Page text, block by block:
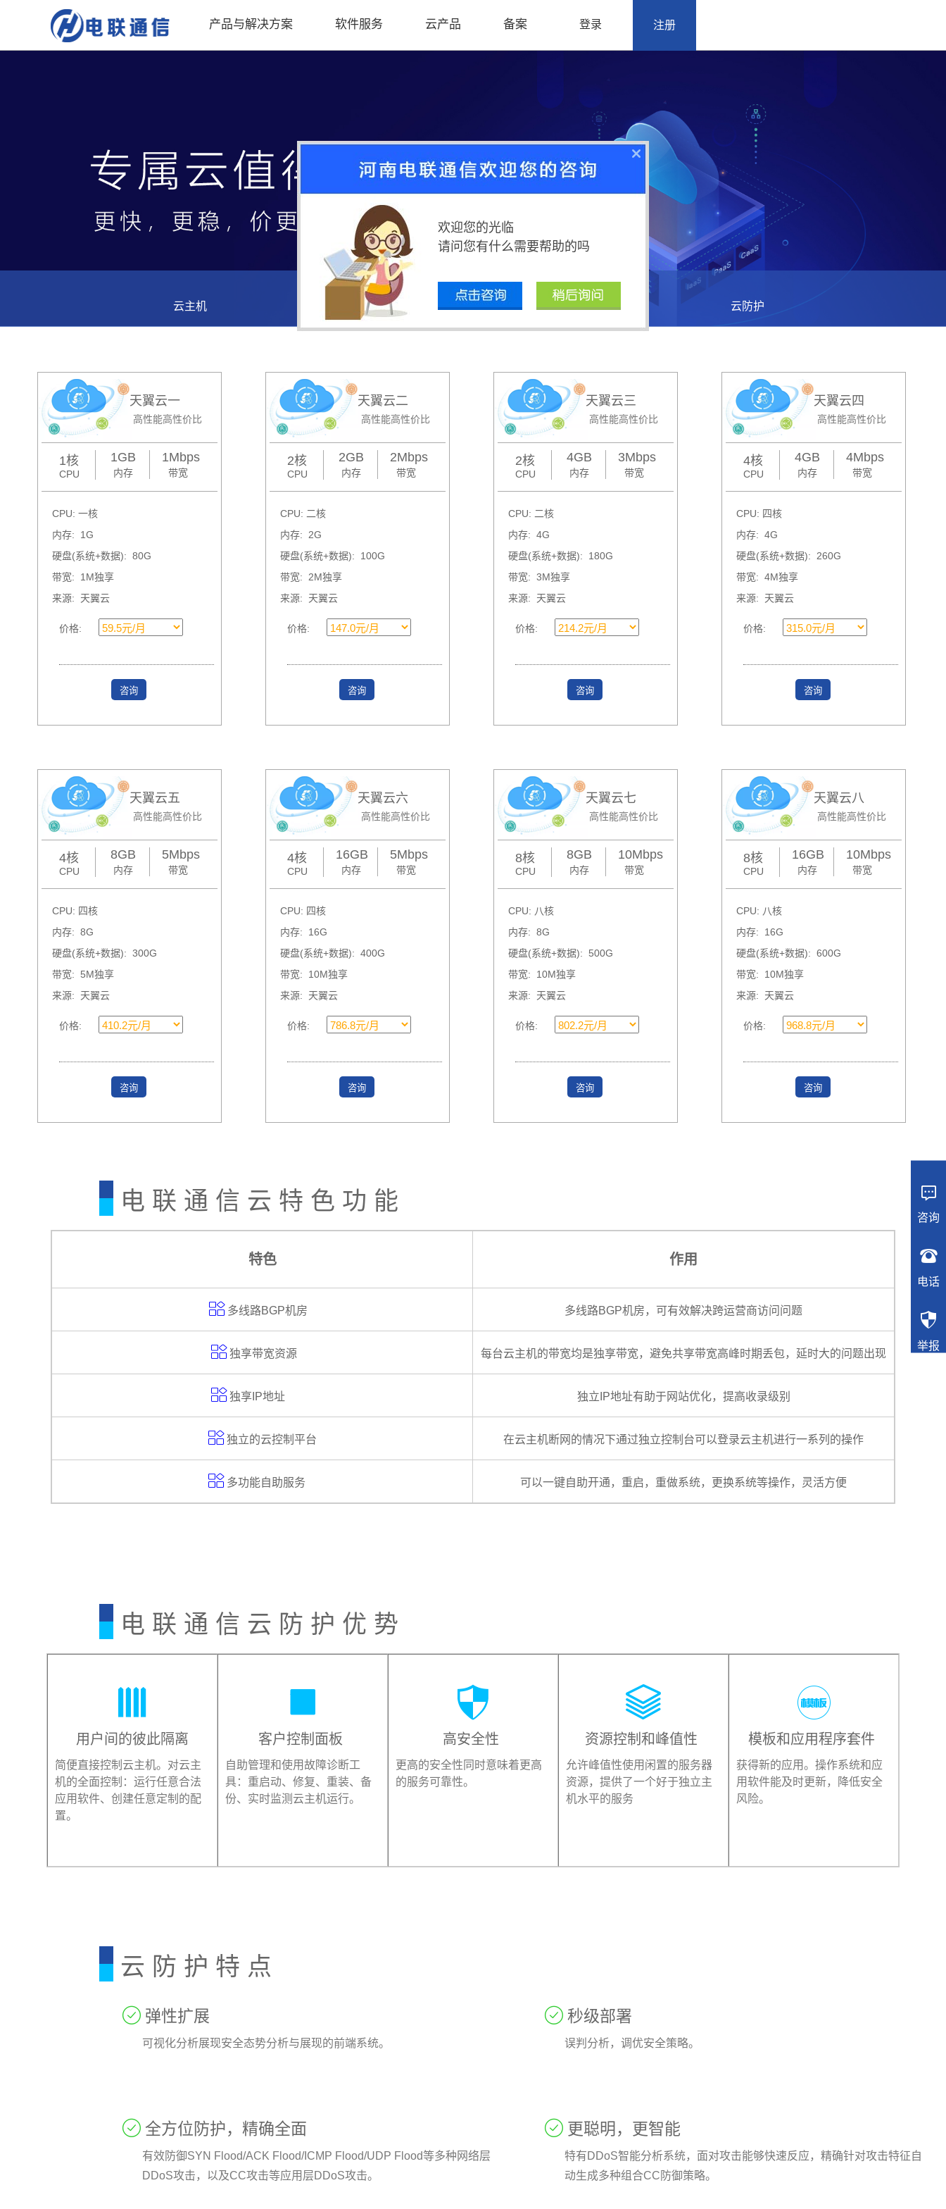
产品与解决方案 软件服务 云产品 备案 登录 注册
云主机 天翼云 云防护
天翼云一
高性能高性价比
1核
CPU
1GB
内存
1Mbps
带宽
CPU: 一核
内存: 1G
硬盘(系统+数据): 80G
带宽: 1M独享
来源: 天翼云
价格:
咨询
天翼云二
高性能高性价比
2核
CPU
2GB
内存
2Mbps
带宽
CPU: 二核
内存: 2G
硬盘(系统+数据): 100G
带宽: 2M独享
来源: 天翼云
价格:
咨询
天翼云三
高性能高性价比
2核
CPU
4GB
内存
3Mbps
带宽
CPU: 二核
内存: 4G
硬盘(系统+数据): 180G
带宽: 3M独享
来源: 天翼云
价格:
咨询
天翼云四
高性能高性价比
4核
CPU
4GB
内存
4Mbps
带宽
CPU: 四核
内存: 4G
硬盘(系统+数据): 260G
带宽: 4M独享
来源: 天翼云
价格:
咨询
天翼云五
高性能高性价比
4核
CPU
8GB
内存
5Mbps
带宽
CPU: 四核
内存: 8G
硬盘(系统+数据): 300G
带宽: 5M独享
来源: 天翼云
价格:
咨询
天翼云六
高性能高性价比
4核
CPU
16GB
内存
5Mbps
带宽
CPU: 四核
内存: 16G
硬盘(系统+数据): 400G
带宽: 10M独享
来源: 天翼云
价格:
咨询
天翼云七
高性能高性价比
8核
CPU
8GB
内存
10Mbps
带宽
CPU: 八核
内存: 8G
硬盘(系统+数据): 500G
带宽: 10M独享
来源: 天翼云
价格:
咨询
天翼云八
高性能高性价比
8核
CPU
16GB
内存
10Mbps
带宽
CPU: 八核
内存: 16G
硬盘(系统+数据): 600G
带宽: 10M独享
来源: 天翼云
价格:
咨询
电 联 通 信 云 特 色 功 能
特色 作用
 多线路BGP机房 多线路BGP机房，可有效解决跨运营商访问问题
 独享带宽资源 每台云主机的带宽均是独享带宽，避免共享带宽高峰时期丢包，延时大的问题出现
 独享IP地址 独立IP地址有助于网站优化，提高收录级别
 独立的云控制平台 在云主机断网的情况下通过独立控制台可以登录云主机进行一系列的操作
 多功能自助服务 可以一键自助开通，重启，重做系统，更换系统等操作，灵活方便
电 联 通 信 云 防 护 优 势
用户间的彼此隔离
简便直接控制云主机。对云主
机的全面控制：运行任意合法
应用软件、创建任意定制的配
置。

客户控制面板
自助管理和使用故障诊断工
具：重启动、修复、重装、备
份、实时监测云主机运行。

高安全性
更高的安全性同时意味着更高
的服务可靠性。

资源控制和峰值性
允许峰值性使用闲置的服务器
资源，提供了一个好于独立主
机水平的服务

模板和应用程序套件
获得新的应用。操作系统和应
用软件能及时更新，降低安全
风险。
云 防 护 特 点
 弹性扩展
可视化分析展现安全态势分析与展现的前端系统。
 秒级部署
误判分析，调优安全策略。
 全方位防护，精确全面
有效防御SYN Flood/ACK Flood/ICMP Flood/UDP Flood等多种网络层
DDoS攻击，以及CC攻击等应用层DDoS攻击。
 更聪明，更智能
特有DDoS智能分析系统，面对攻击能够快速反应，精确针对攻击特征自
动生成多种组合CC防御策略。
欢迎您的光临
请问您有什么需要帮助的吗

咨询

电话

举报